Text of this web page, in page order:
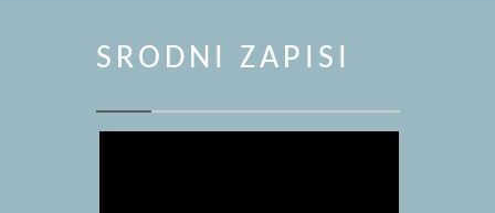
SRODNI ZAPISI